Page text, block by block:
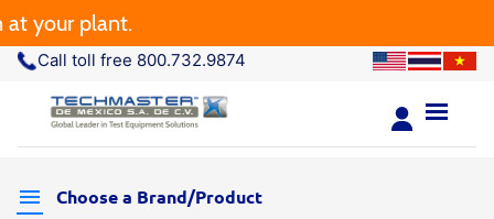
your plant.
Call toll free 800.732.9874
Choose a Brand/Product